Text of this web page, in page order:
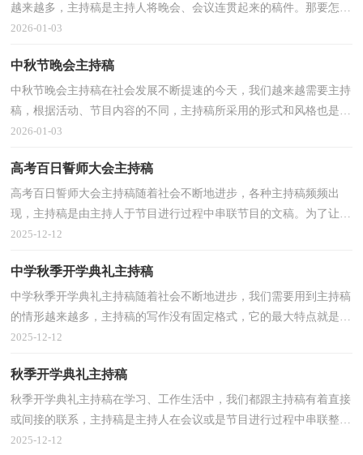
越来越多，主持稿是主持人将晚会、会议连贯起来的稿件。那要怎么
写好主持稿呢？下面是小编收集整理的中秋晚会主持...
2026-01-03
中秋节晚会主持稿
中秋节晚会主持稿在社会发展不断提速的今天，我们越来越需要主持
稿，根据活动、节目内容的不同，主持稿所采用的形式和风格也是不
同的。那么主持稿一般是怎么写的呢？以下是小编为大...
2026-01-03
高考百日誓师大会主持稿
高考百日誓师大会主持稿随着社会不断地进步，各种主持稿频频出
现，主持稿是由主持人于节目进行过程中串联节目的文稿。为了让您
在写主持稿时更加简单方便，以下是小编为大家收集的...
2025-12-12
中学秋季开学典礼主持稿
中学秋季开学典礼主持稿随着社会不断地进步，我们需要用到主持稿
的情形越来越多，主持稿的写作没有固定格式，它的最大特点就是富
有个性。相信许多人会觉得主持稿很难写吧，下面是小...
2025-12-12
秋季开学典礼主持稿
秋季开学典礼主持稿在学习、工作生活中，我们都跟主持稿有着直接
或间接的联系，主持稿是主持人在会议或是节目进行过程中串联整个
活动的书面性稿件。你所见过的主持稿是什么样的...
2025-12-12